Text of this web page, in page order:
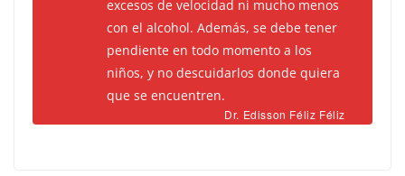
excesos de velocidad ni mucho menos
con el alcohol. Además, se debe tener
pendiente en todo momento a los
niños, y no descuidarlos donde quiera
que se encuentren.
Dr. Edisson Féliz Féliz